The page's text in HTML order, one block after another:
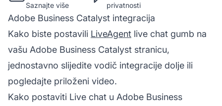
Saznajte više
privatnosti
Adobe Business Catalyst integracija
Kako biste postavili LiveAgent live chat gumb na
vašu Adobe Business Catalyst stranicu,
jednostavno slijedite vodič integracije dolje ili
pogledajte priloženi video.
Kako postaviti Live chat u Adobe Business